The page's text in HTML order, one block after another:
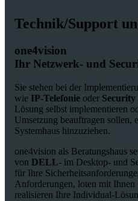
Technik/Support
one4vision
Ihr Netzwerk- und
Sie stehen bei der
wie IP-Telefonie oder Security
Lösung selbst implementieren
Umsetzung beauftragen sollen,
Systemhaus hinzuziehen.
one4vision als Beratungshaus
von DELL- im Desktop- und
für Ihre
Anforderungen, loten mit
realisieren Ihre Individual-